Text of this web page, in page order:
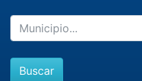
Buscar